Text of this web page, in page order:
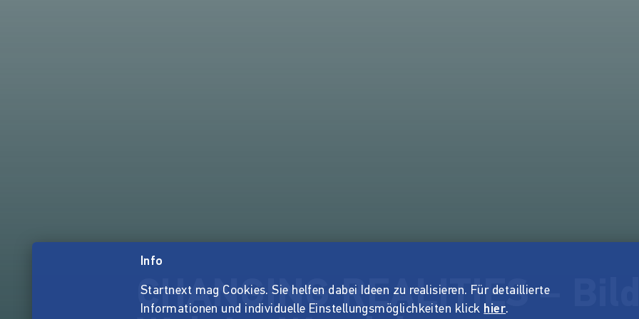
CHANGING REALITIES –
Info
Startnext mag Cookies. Sie helfen dabei Ideen zu realisieren. Für detaillierte
Informationen und individuelle Einstellungsmöglichkeiten klick hier.